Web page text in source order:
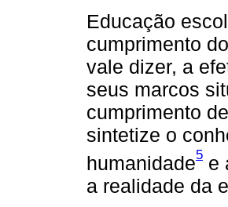
Educação
cumprimento
vale dizer, a
seus marcos
cumprimento
sintetize o
humanidade5 e
a realidade da